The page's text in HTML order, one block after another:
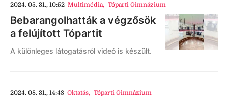
2024. 05. 31., 10:52 Multimédia, Tóparti Gimnázium
Bebarangolhatták a végzősök
a felújított Tópartit
A különleges látogatásról videó is készült.
2024. 08. 31., 14:48 Oktatás, Tóparti Gimnázium